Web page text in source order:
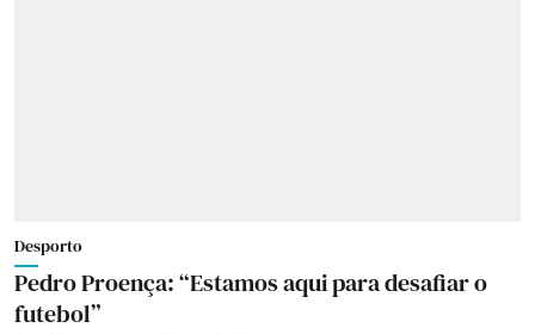
Desporto
Pedro Proença: “Estamos aqui para desafiar o
futebol”